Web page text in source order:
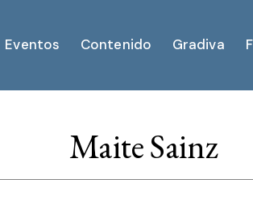
Eventos Contenido Gradiva
Maite Sainz